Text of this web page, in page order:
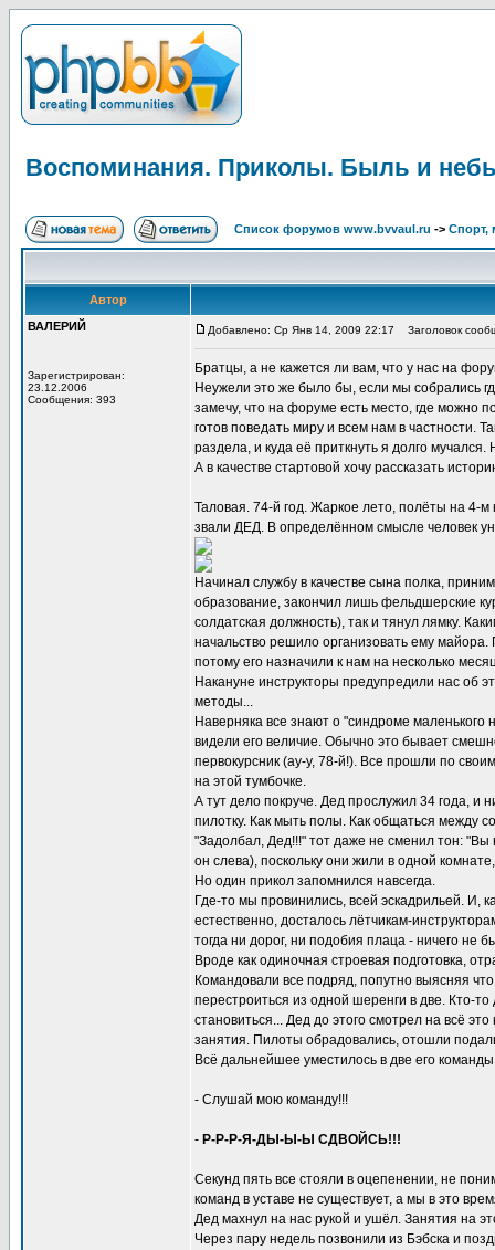
Воспоминания. Приколы. Быль и
Список форумов www.bvvaul.ru -> Спорт,
Автор
ВАЛЕРИЙ
Зарегистрирован:
23.12.2006
Сообщения: 393
Добавлено: Ср Янв 14, 2009 22:17 Заголовок
Братцы, а не кажется ли вам, что у нас на
Неужели это же было бы, если мы собрались
замечу, что на форуме есть место, где можно
готов поведать миру и всем нам в частности.
раздела, и куда её приткнуть я долго
А в качестве стартовой хочу рассказать
Таловая. 74-й год. Жаркое лето, полёты на 4-
звали ДЕД. В определённом смысле человек
Начинал службу в качестве сына полка,
образование, закончил лишь фельдшерские
солдатская должность), так и тянул лямку.
начальство решило организовать ему
потому его назначили к нам на несколько
Накануне инструкторы предупредили нас об
методы...
Наверняка все знают о "синдроме
видели его величие. Обычно это бывает
первокурсник (ау-у, 78-й!). Все прошли по
на этой тумбочке.
А тут дело покруче. Дед прослужил 34 года,
пилотку. Как мыть полы. Как общаться между
"Задолбал, Дед!!!" тот даже не сменил тон:
он слева), поскольку они жили в одной
Но один прикол запомнился навсегда.
Где-то мы провинились, всей эскадрильей. И,
естественно, досталось лётчикам-
тогда ни дорог, ни подобия плаца - ничего не
Вроде как одиночная строевая подготовка,
Командовали все подряд, попутно выясняя
перестроиться из одной шеренги в две. Кто-
становиться... Дед до этого смотрел на всё
занятия. Пилоты обрадовались, отошли
Всё дальнейшее уместилось в две его
- Слушай мою команду!!!
- Р-Р-Р-Я-ДЫ-Ы-Ы СДВОЙСЬ!!!
Секунд пять все стояли в оцепенении, не
команд в уставе не существует, а мы в это
Дед махнул на нас рукой и ушёл. Занятия на
Через пару недель позвонили из Бэбска и